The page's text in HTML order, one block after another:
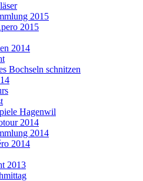
2015
2015
2014
Bochseln schnitzen
Hagenwil
2014
2014
2014
2013